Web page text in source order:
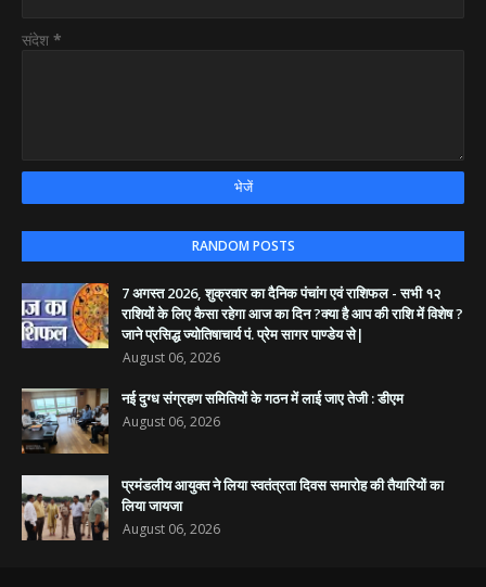
संदेश *
RANDOM POSTS
7 अगस्त 2026, शुक्रवार का दैनिक पंचांग एवं राशिफल - सभी १२
राशियों के लिए कैसा रहेगा आज का दिन ?क्या है आप की राशि में विशेष ?
जाने प्रसिद्ध ज्योतिषाचार्य पं. प्रेम सागर पाण्डेय से|
August 06, 2026
नई दुग्ध संग्रहण समितियों के गठन में लाई जाए तेजी : डीएम
August 06, 2026
प्रमंडलीय आयुक्त ने लिया स्वतंत्रता दिवस समारोह की तैयारियों का
लिया जायजा
August 06, 2026